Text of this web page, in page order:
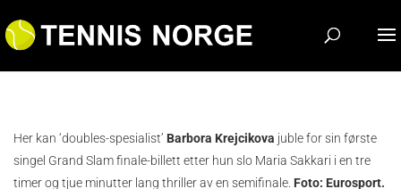
Her kan ‘doubles-spesialist’ Barbora Krejcikova juble for sin første
singel Grand Slam finale-billett etter hun slo Maria Sakkari i en tre
timer og tjue minutter lang thriller av en semifinale. Foto: Eurosport.